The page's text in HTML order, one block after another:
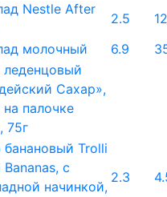
Nestle After
2.5
молочный
6.9
леденцовый
Сахар»,
палочке
75г
банановый Trolli
с
начинкой,
2.3